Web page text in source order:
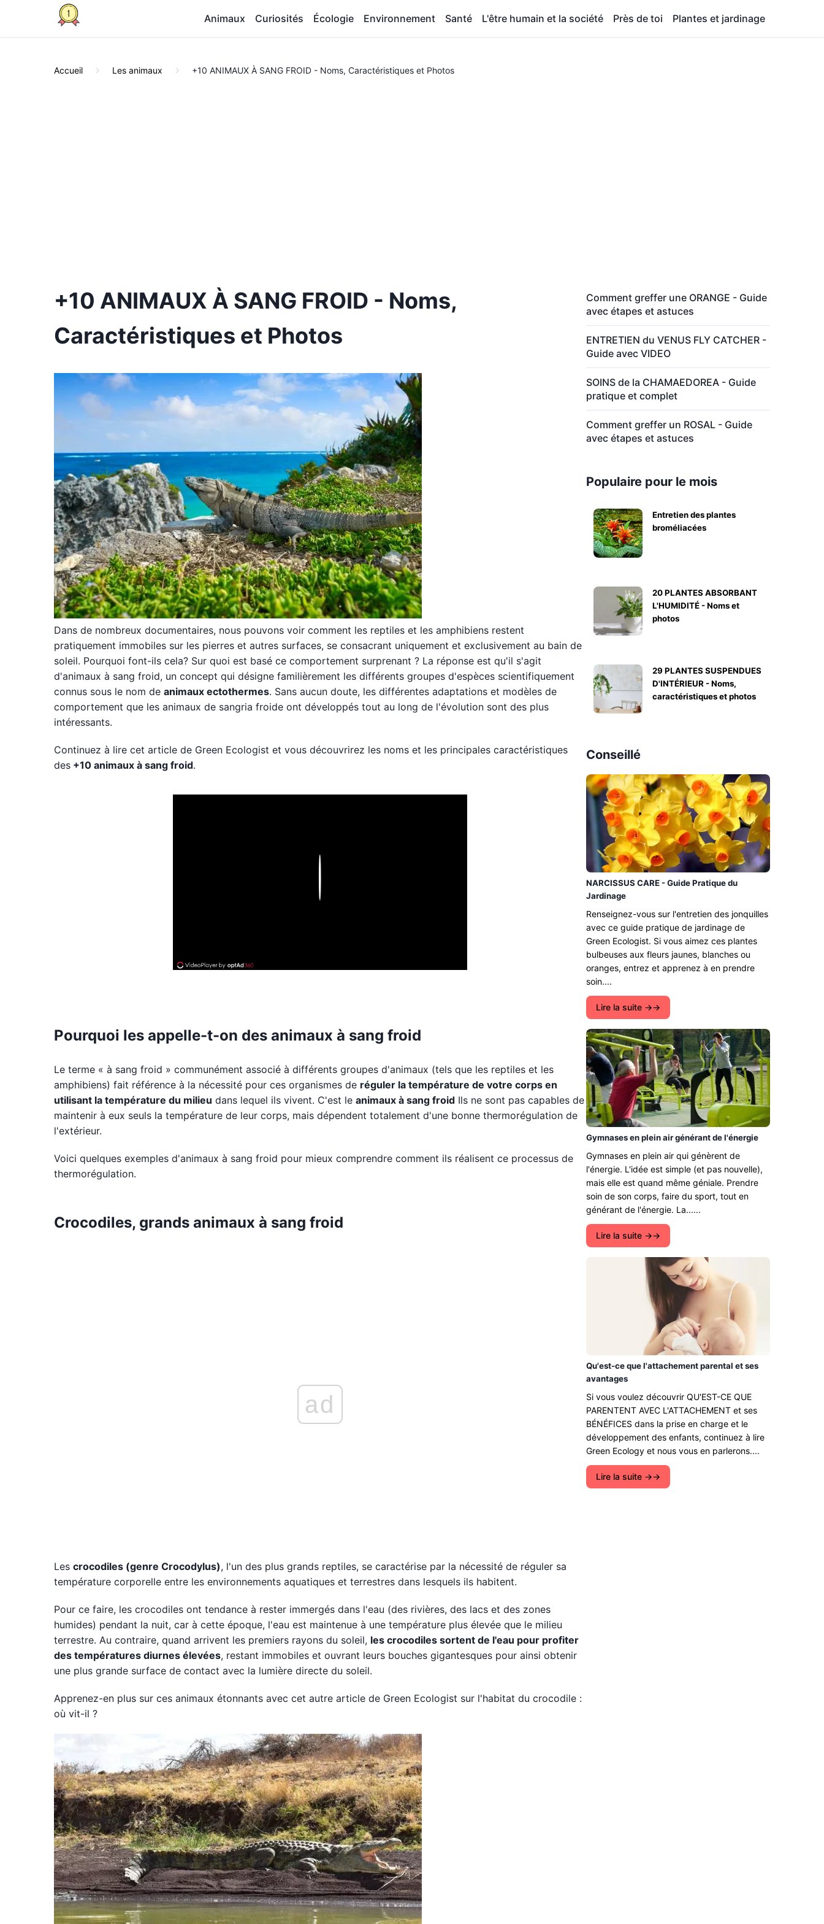
Animaux Curiosités Écologie Environnement Santé L'être humain et la société Près de toi Plantes et jardinage
Accueil Les animaux +10 ANIMAUX À SANG FROID - Noms, Caractéristiques et Photos
+10 ANIMAUX À SANG FROID - Noms,
Caractéristiques et Photos
Dans de nombreux documentaires, nous pouvons voir comment les reptiles et les amphibiens restent
pratiquement immobiles sur les pierres et autres surfaces, se consacrant uniquement et exclusivement au bain de
soleil. Pourquoi font-ils cela? Sur quoi est basé ce comportement surprenant ? La réponse est qu'il s'agit
d'animaux à sang froid, un concept qui désigne familièrement les différents groupes d'espèces scientifiquement
connus sous le nom de animaux ectothermes. Sans aucun doute, les différentes adaptations et modèles de
comportement que les animaux de sangria froide ont développés tout au long de l'évolution sont des plus
intéressants.
Continuez à lire cet article de Green Ecologist et vous découvrirez les noms et les principales caractéristiques
des +10 animaux à sang froid.
Pourquoi les appelle-t-on des animaux à sang froid
Le terme « à sang froid » communément associé à différents groupes d'animaux (tels que les reptiles et les
amphibiens) fait référence à la nécessité pour ces organismes de réguler la température de votre corps en
utilisant la température du milieu dans lequel ils vivent. C'est le animaux à sang froid Ils ne sont pas capables de
maintenir à eux seuls la température de leur corps, mais dépendent totalement d'une bonne thermorégulation de
l'extérieur.
Voici quelques exemples d'animaux à sang froid pour mieux comprendre comment ils réalisent ce processus de
thermorégulation.
Crocodiles, grands animaux à sang froid
ad
Les crocodiles (genre Crocodylus), l'un des plus grands reptiles, se caractérise par la nécessité de réguler sa
température corporelle entre les environnements aquatiques et terrestres dans lesquels ils habitent.
Pour ce faire, les crocodiles ont tendance à rester immergés dans l'eau (des rivières, des lacs et des zones
humides) pendant la nuit, car à cette époque, l'eau est maintenue à une température plus élevée que le milieu
terrestre. Au contraire, quand arrivent les premiers rayons du soleil, les crocodiles sortent de l'eau pour profiter
des températures diurnes élevées, restant immobiles et ouvrant leurs bouches gigantesques pour ainsi obtenir
une plus grande surface de contact avec la lumière directe du soleil.
Apprenez-en plus sur ces animaux étonnants avec cet autre article de Green Ecologist sur l'habitat du crocodile :
où vit-il ?
Comment greffer une ORANGE - Guide
avec étapes et astuces
ENTRETIEN du VENUS FLY CATCHER -
Guide avec VIDEO
SOINS de la CHAMAEDOREA - Guide
pratique et complet
Comment greffer un ROSAL - Guide
avec étapes et astuces
Populaire pour le mois
Entretien des plantes
broméliacées
20 PLANTES ABSORBANT
L'HUMIDITÉ - Noms et
photos
29 PLANTES SUSPENDUES
D'INTÉRIEUR - Noms,
caractéristiques et photos
Conseillé
NARCISSUS CARE - Guide Pratique du
Jardinage
Renseignez-vous sur l'entretien des jonquilles
avec ce guide pratique de jardinage de
Green Ecologist. Si vous aimez ces plantes
bulbeuses aux fleurs jaunes, blanches ou
oranges, entrez et apprenez à en prendre
soin....
Lire la suite →
Gymnases en plein air générant de l'énergie
Gymnases en plein air qui génèrent de
l'énergie. L'idée est simple (et pas nouvelle),
mais elle est quand même géniale. Prendre
soin de son corps, faire du sport, tout en
générant de l'énergie. La......
Lire la suite →
Qu'est-ce que l'attachement parental et ses
avantages
Si vous voulez découvrir QU'EST-CE QUE
PARENTENT AVEC L'ATTACHEMENT et ses
BÉNÉFICES dans la prise en charge et le
développement des enfants, continuez à lire
Green Ecology et nous vous en parlerons....
Lire la suite →